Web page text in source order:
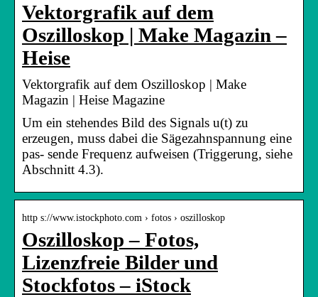
Vektorgrafik auf dem
Oszilloskop | Make Magazin –
Heise
Vektorgrafik auf dem Oszilloskop | Make
Magazin | Heise Magazine
Um ein stehendes Bild des Signals u(t) zu
erzeugen, muss dabei die Sägezahnspannung eine
pas- sende Frequenz aufweisen (Triggerung, siehe
Abschnitt 4.3).
http s://www.istockphoto.com › fotos › oszilloskop
Oszilloskop – Fotos,
Lizenzfreie Bilder und
Stockfotos – iStock